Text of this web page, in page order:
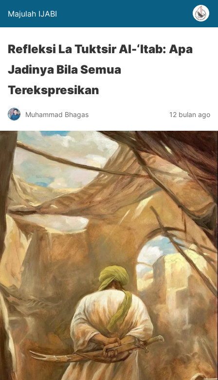
Majulah IJABI
Refleksi La Tuktsir Al-‘Itab: Apa
Jadinya Bila Semua
Terekspresikan
Muhammad Bhagas 12 bulan ago